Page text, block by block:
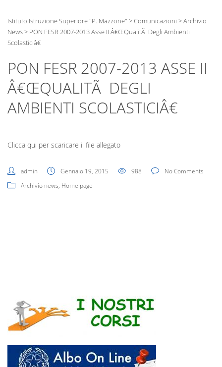
Potenziamoci
Digital Board
Istituto Istruzione Superiore "P. Mazzone" >Comunicazioni >Archivio
News> PON FESR 2007-2013 Asse II Â€œQualitÃ Degli Ambienti
Scolasticiâ€
PON FESR 2007-2013 ASSE II
Â€ŒQUALITÃ DEGLI
AMBIENTI SCOLASTICIÂ€
Clicca qui per scaricare il file allegato
admin Gennaio 19, 2015 988
No Comments
Archivio news, Home page